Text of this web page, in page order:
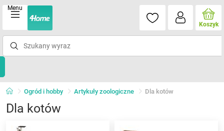
Menu
Koszyk
Ogród i hobby Artykuły zoologiczne Dla kotów
Dla kotów